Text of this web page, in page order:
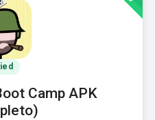
Camp APK